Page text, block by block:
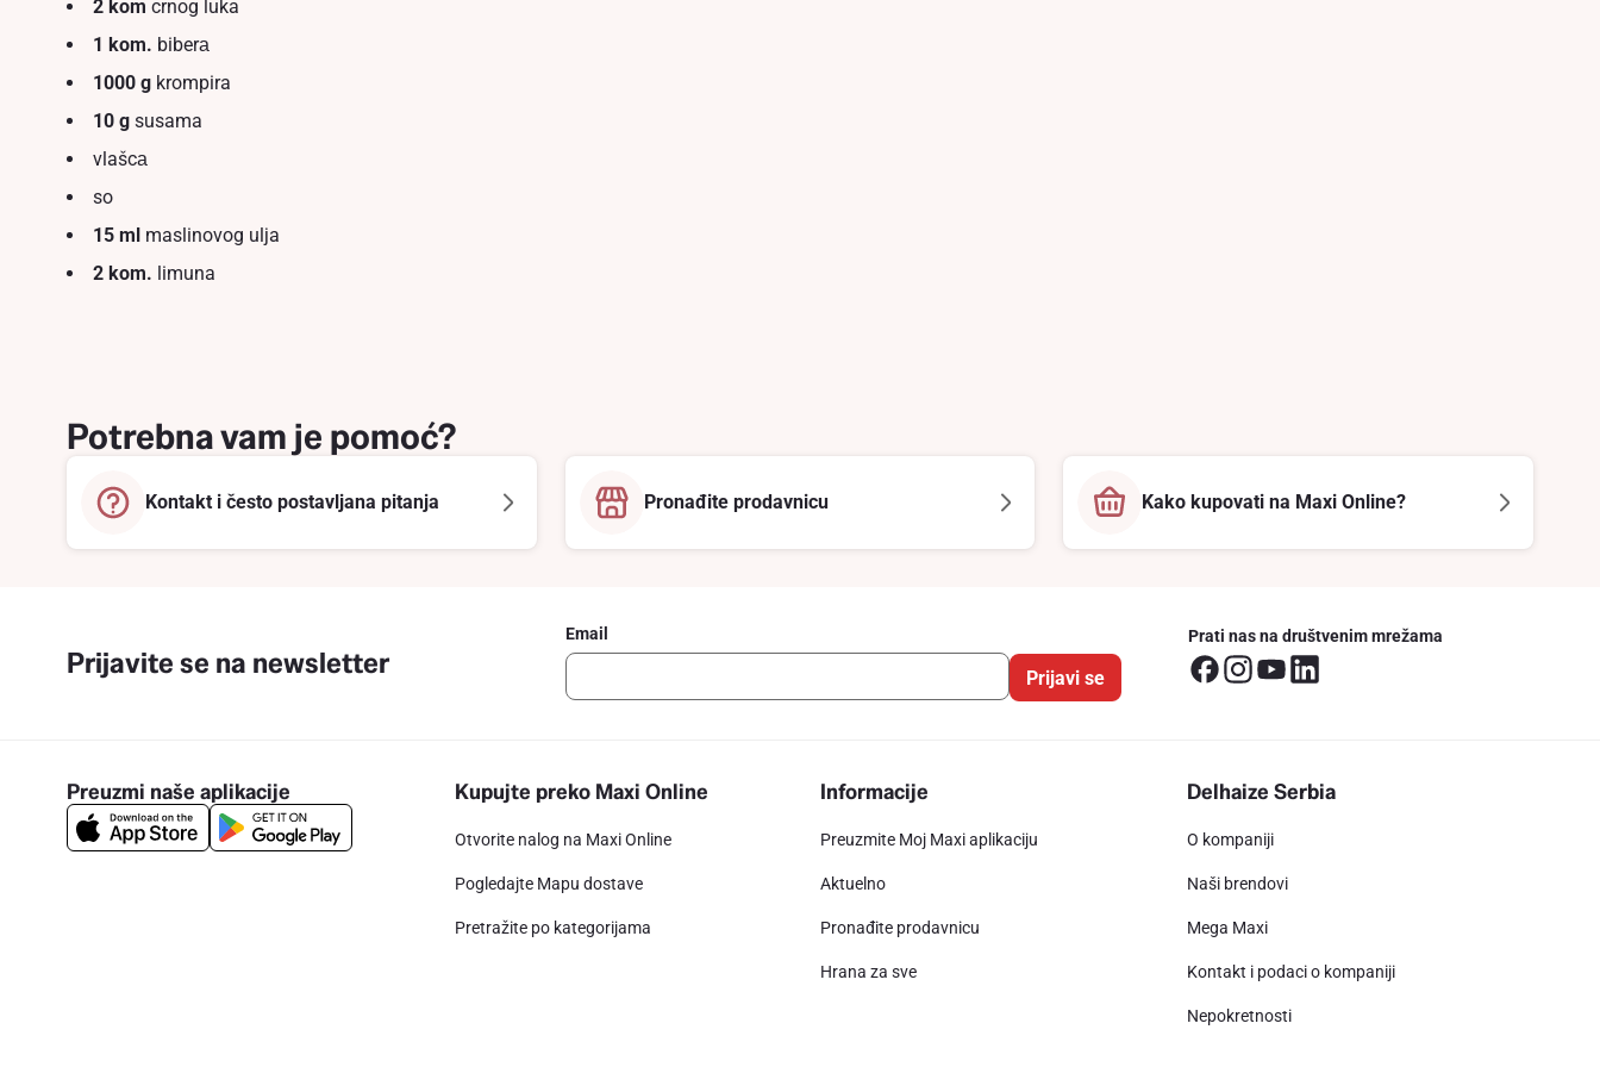
2 kom crnog luka
1 kom. biberа
1000 g krompira
10 g susama
vlašcа
so
15 ml maslinovog ulja
2 kom. limuna
Potrebna vam je pomoć?
Kontakt i često postavljana pitanja Pronađite prodavnicu Kako kupovati na Maxi Online?
Prijavite se na newsletter
Email
Prijavi se
Prati nas na društvenim mrežama
Preuzmi naše aplikacije Kupujte preko Maxi Online
Otvorite nalog na Maxi Online
Pogledajte Mapu dostave
Pretražite po kategorijama
Informacije
Preuzmite Moj Maxi aplikaciju
Aktuelno
Pronađite prodavnicu
Hrana za sve
Delhaize Serbia
O kompaniji
Naši brendovi
Mega Maxi
Kontakt i podaci o kompaniji
Nepokretnosti